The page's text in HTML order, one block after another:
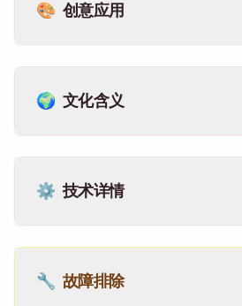
🎨 创意应用
🌍 文化含义
⚙️ 技术详情
🔧 故障排除